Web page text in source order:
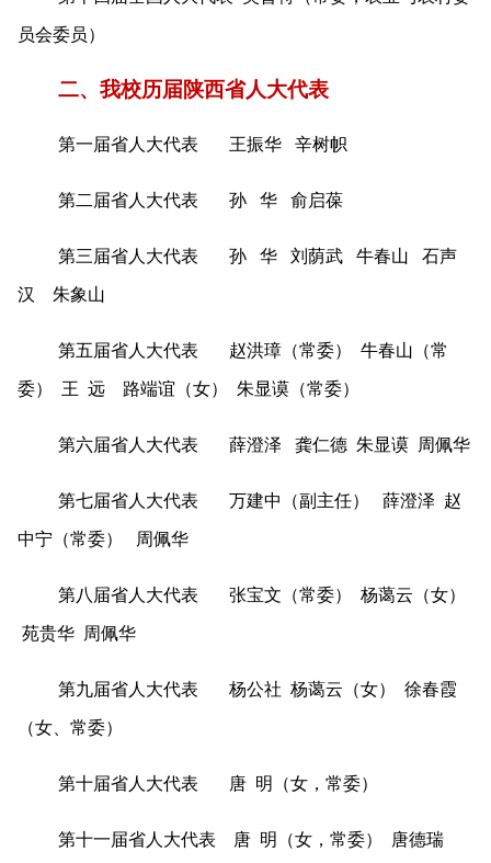
员会委员）
二、我校历届陕西省人大代表
第一届省人大代表 王振华 辛树帜
第二届省人大代表 孙 华 俞启葆
第三届省人大代表 孙 华 刘荫武 牛春山 石声
汉 朱象山
第五届省人大代表 赵洪璋（常委） 牛春山（常
委） 王 远 路端谊（女） 朱显谟（常委）
第六届省人大代表 薛澄泽 龚仁德 朱显谟 周佩华
第七届省人大代表 万建中（副主任） 薛澄泽 赵
中宁（常委） 周佩华
第八届省人大代表 张宝文（常委） 杨蔼云（女）
苑贵华 周佩华
第九届省人大代表 杨公社 杨蔼云（女） 徐春霞
（女、常委）
第十届省人大代表 唐 明（女，常委）
第十一届省人大代表 唐 明（女，常委） 唐德瑞